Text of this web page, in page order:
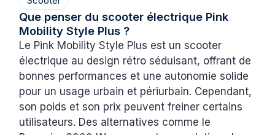
Que penser du scooter électrique Pink
Mobility Style Plus ?
Le Pink Mobility Style Plus est un scooter
électrique au design rétro séduisant, offrant de
bonnes performances et une autonomie solide
pour un usage urbain et périurbain. Cependant,
son poids et son prix peuvent freiner certains
utilisateurs. Des alternatives comme le